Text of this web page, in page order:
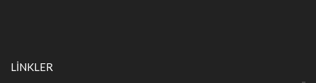
LİNKLER